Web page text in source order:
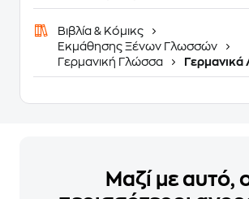
Βιβλία & Κόμικς
Εκμάθησης Ξένων Γλωσσών
Γερμανική Γλώσσα
Γερμανικά
Μαζί με αυτό,